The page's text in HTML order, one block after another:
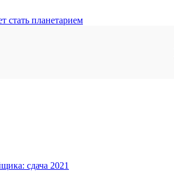
стать планетарием
сдача 2021